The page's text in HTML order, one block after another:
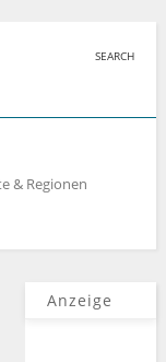
SEARCH
& Regionen
Anzeige